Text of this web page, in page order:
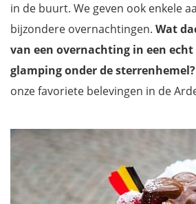
in de buurt. We geven ook enkele
bijzondere overnachtingen. Wat
van een overnachting in een
glamping onder de sterrenhemel?
onze favoriete belevingen in de